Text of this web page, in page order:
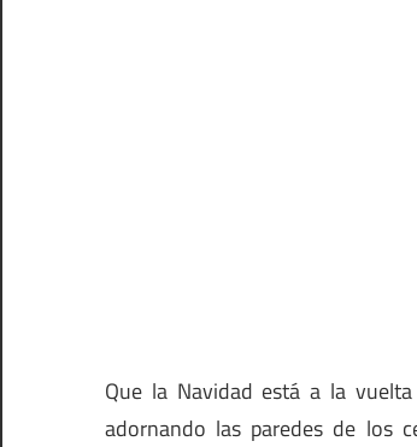
Que la Navidad está a la
adornando las paredes de los